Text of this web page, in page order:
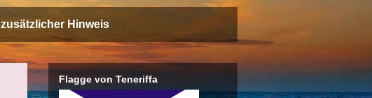
zusätzlicher Hinweis
Flagge von Teneriffa